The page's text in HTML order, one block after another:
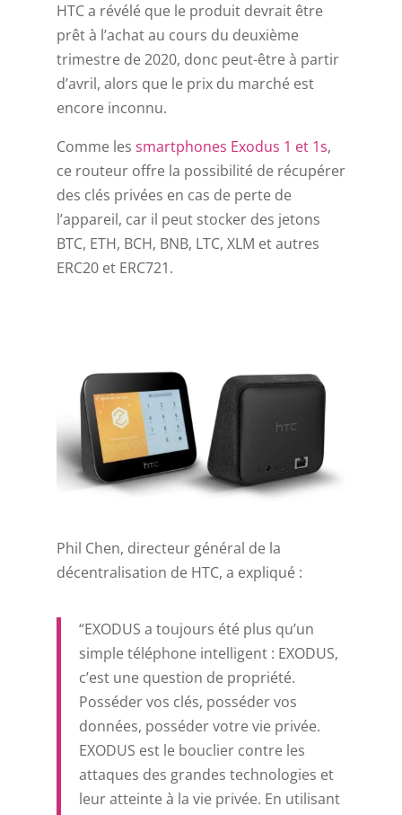
HTC a révélé que le produit devrait être
prêt à l’achat au cours du deuxième
trimestre de 2020, donc peut-être à partir
d’avril, alors que le prix du marché est
encore inconnu.
Comme les smartphones Exodus 1 et 1s,
ce routeur offre la possibilité de récupérer
des clés privées en cas de perte de
l’appareil, car il peut stocker des jetons
BTC, ETH, BCH, BNB, LTC, XLM et autres
ERC20 et ERC721.
Phil Chen, directeur général de la
décentralisation de HTC, a expliqué :
“EXODUS a toujours été plus qu’un
simple téléphone intelligent : EXODUS,
c’est une question de propriété.
Posséder vos clés, posséder vos
données, posséder votre vie privée.
EXODUS est le bouclier contre les
attaques des grandes technologies et
leur atteinte à la vie privée. En utilisant